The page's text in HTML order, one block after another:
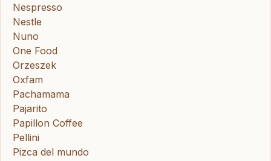
Nespresso
Nestle
Nuno
One Food
Orzeszek
Oxfam
Pachamama
Pajarito
Papillon Coffee
Pellini
Pizca del mundo